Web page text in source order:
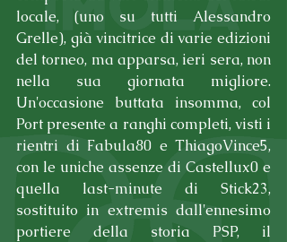
locale, (uno su tutti Alessandro
Grelle), già vincitrice di varie edizioni
del torneo, ma apparsa, ieri sera, non
nella sua giornata migliore.
Un'occasione buttata insomma, col
Port presente a ranghi completi, visti i
rientri di Fabula80 e ThiagoVince5,
con le uniche assenze di Castellux0 e
quella last-minute di Stick23,
sostituito in extremis dall'ennesimo
portiere della storia PSP, il